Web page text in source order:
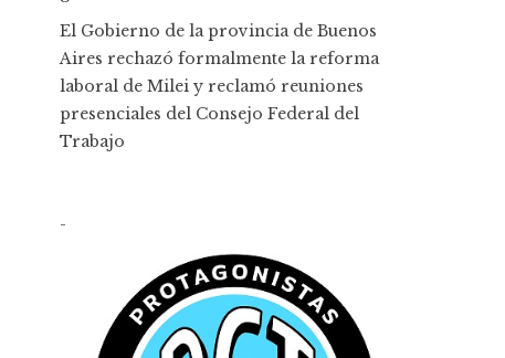
El Gobierno de la provincia de Buenos
Aires rechazó formalmente la reforma
laboral de Milei y reclamó reuniones
presenciales del Consejo Federal del
Trabajo
-